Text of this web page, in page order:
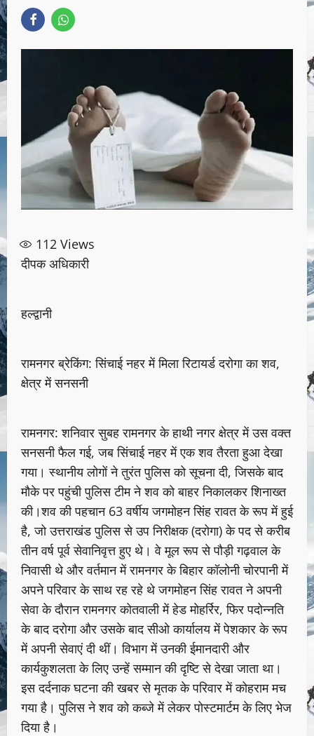
112 Views
दीपक अधिकारी
हल्द्वानी
रामनगर ब्रेकिंग: सिंचाई नहर में मिला रिटायर्ड दरोगा का शव,
क्षेत्र में सनसनी
रामनगर: शनिवार सुबह रामनगर के हाथी नगर क्षेत्र में उस वक्त
सनसनी फैल गई, जब सिंचाई नहर में एक शव तैरता हुआ देखा
गया। स्थानीय लोगों ने तुरंत पुलिस को सूचना दी, जिसके बाद
मौके पर पहुंची पुलिस टीम ने शव को बाहर निकालकर शिनाख्त
की।शव की पहचान 63 वर्षीय जगमोहन सिंह रावत के रूप में हुई
है, जो उत्तराखंड पुलिस से उप निरीक्षक (दरोगा) के पद से करीब
तीन वर्ष पूर्व सेवानिवृत्त हुए थे। वे मूल रूप से पौड़ी गढ़वाल के
निवासी थे और वर्तमान में रामनगर के बिहार कॉलोनी चोरपानी में
अपने परिवार के साथ रह रहे थे जगमोहन सिंह रावत ने अपनी
सेवा के दौरान रामनगर कोतवाली में हेड मोहर्रिर, फिर पदोन्नति
के बाद दरोगा और उसके बाद सीओ कार्यालय में पेशकार के रूप
में अपनी सेवाएं दी थीं। विभाग में उनकी ईमानदारी और
कार्यकुशलता के लिए उन्हें सम्मान की दृष्टि से देखा जाता था।
इस दर्दनाक घटना की खबर से मृतक के परिवार में कोहराम मच
गया है। पुलिस ने शव को कब्जे में लेकर पोस्टमार्टम के लिए भेज
दिया है।